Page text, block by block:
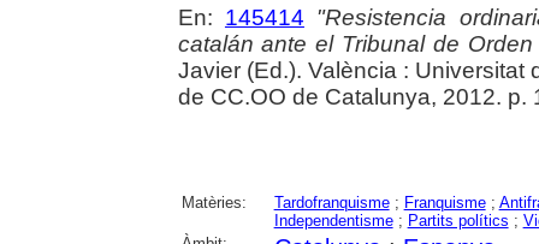
En: 145414 "Resistencia
catalán ante el Tribunal de
Javier (Ed.). València :
de CC.OO de Catalunya, 2012. p.
Matèries: Tardofranquisme; Franquisme;
Independentisme; Partits polítics ;